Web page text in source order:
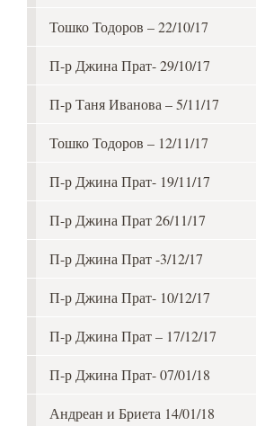
Тошко Тодоров – 22/10/17
П-р Джина Прат- 29/10/17
П-р Таня Иванова – 5/11/17
Тошко Тодоров – 12/11/17
П-р Джина Прат- 19/11/17
П-р Джина Прат 26/11/17
П-р Джина Прат -3/12/17
П-р Джина Прат- 10/12/17
П-р Джина Прат – 17/12/17
П-р Джина Прат- 07/01/18
Андреан и Бриета 14/01/18